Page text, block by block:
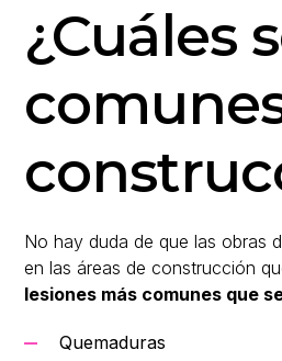
¿Cuáles
No hay duda de que las obras
en las áreas de construcción
lesiones más comunes que
Quemaduras